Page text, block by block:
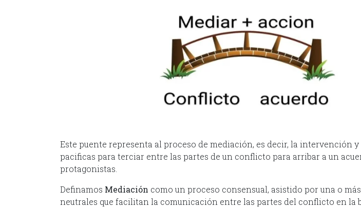
Este puente representa al proceso de mediación, es decir, la intervención
pacificas para terciar entre las partes de un conflicto para arribar a un
protagonistas.
Definamos Mediación como un proceso consensual, asistido por una o
neutrales que facilitan la comunicación entre las partes del conflicto en la